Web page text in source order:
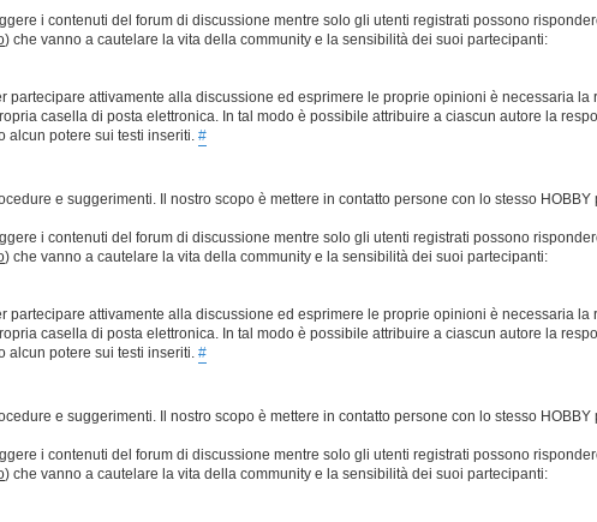
i contenuti del forum di discussione mentre solo gli utenti registrati possono
) che vanno a cautelare la vita della community e la sensibilità dei suoi partecipanti:
partecipare attivamente alla discussione ed esprimere le proprie opinioni è necessaria
casella di posta elettronica. In tal modo è possibile attribuire a ciascun autore la
alcun potere sui testi inseriti. #
e suggerimenti. Il nostro scopo è mettere in contatto persone con lo stesso
i contenuti del forum di discussione mentre solo gli utenti registrati possono
) che vanno a cautelare la vita della community e la sensibilità dei suoi partecipanti:
partecipare attivamente alla discussione ed esprimere le proprie opinioni è necessaria
casella di posta elettronica. In tal modo è possibile attribuire a ciascun autore la
alcun potere sui testi inseriti. #
e suggerimenti. Il nostro scopo è mettere in contatto persone con lo stesso
i contenuti del forum di discussione mentre solo gli utenti registrati possono
) che vanno a cautelare la vita della community e la sensibilità dei suoi partecipanti: